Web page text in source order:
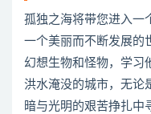
孤独之海将带您进入一
一个美丽而不断发展的
幻想生物和怪物，学习
洪水淹没的城市，无论
暗与光明的艰苦挣扎中